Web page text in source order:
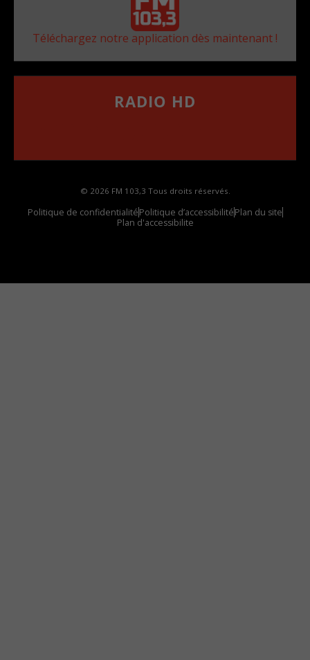
Téléchargez notre application dès maintenant !
RADIO HD
© 2026 FM 103,3 Tous droits réservés.
Politique de confidentialitéPolitique d’accessibilitéPlan du site
Plan d'accessibilite